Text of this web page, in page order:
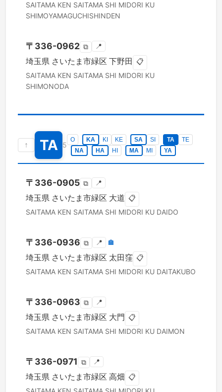
SAITAMA KEN SAITAMA SHI MIDORI KU
SHIMOYAMAGUCHISHINDEN
〒 336-0962 ⧉ 📍
埼玉県 さいたま市緑区 下野田 📋
SAITAMA KEN SAITAMA SHI MIDORI KU
SHIMONODA
↑ TA 5
O KA KI KE SA SI TA
TE
NA
HA HI MA MI YA
〒 336-0905 ⧉ 📍
埼玉県 さいたま市緑区 大道 📋
SAITAMA KEN SAITAMA SHI MIDORI KU DAIDO
〒 336-0936 ⧉ 📍 🏣
埼玉県 さいたま市緑区 太田窪 📋
SAITAMA KEN SAITAMA SHI MIDORI KU DAITAKUBO
〒 336-0963 ⧉ 📍
埼玉県 さいたま市緑区 大門 📋
SAITAMA KEN SAITAMA SHI MIDORI KU DAIMON
〒 336-0971 ⧉ 📍
埼玉県 さいたま市緑区 高畑 📋